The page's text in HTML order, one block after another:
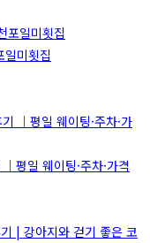
미횟집
평일 웨이팅·주차·가격